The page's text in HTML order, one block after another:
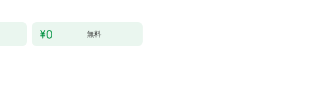
無料